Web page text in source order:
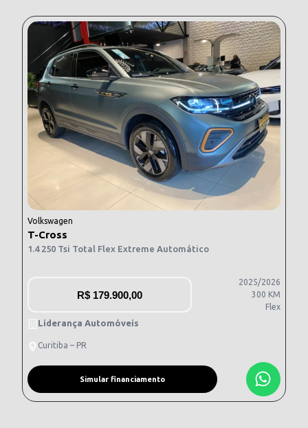
Volkswagen
T-Cross
1.4 250 Tsi Total Flex Extreme Automático
R$ 179.900,00
2025/2026
300 KM
Flex
Liderança Automóveis
Curitiba – PR
Simular financiamento